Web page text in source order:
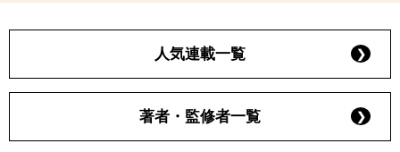
人気連載一覧
著者・監修者一覧